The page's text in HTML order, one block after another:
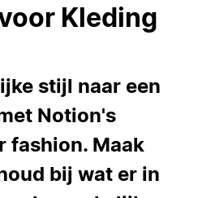
Kleding
stijl naar een
Notion's
fashion. Maak
bij wat er in